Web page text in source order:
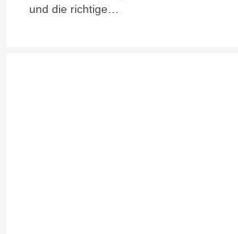
und die richtige…